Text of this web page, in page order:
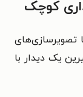
کوچک
تصویرسازی‌های
یک دیدار با